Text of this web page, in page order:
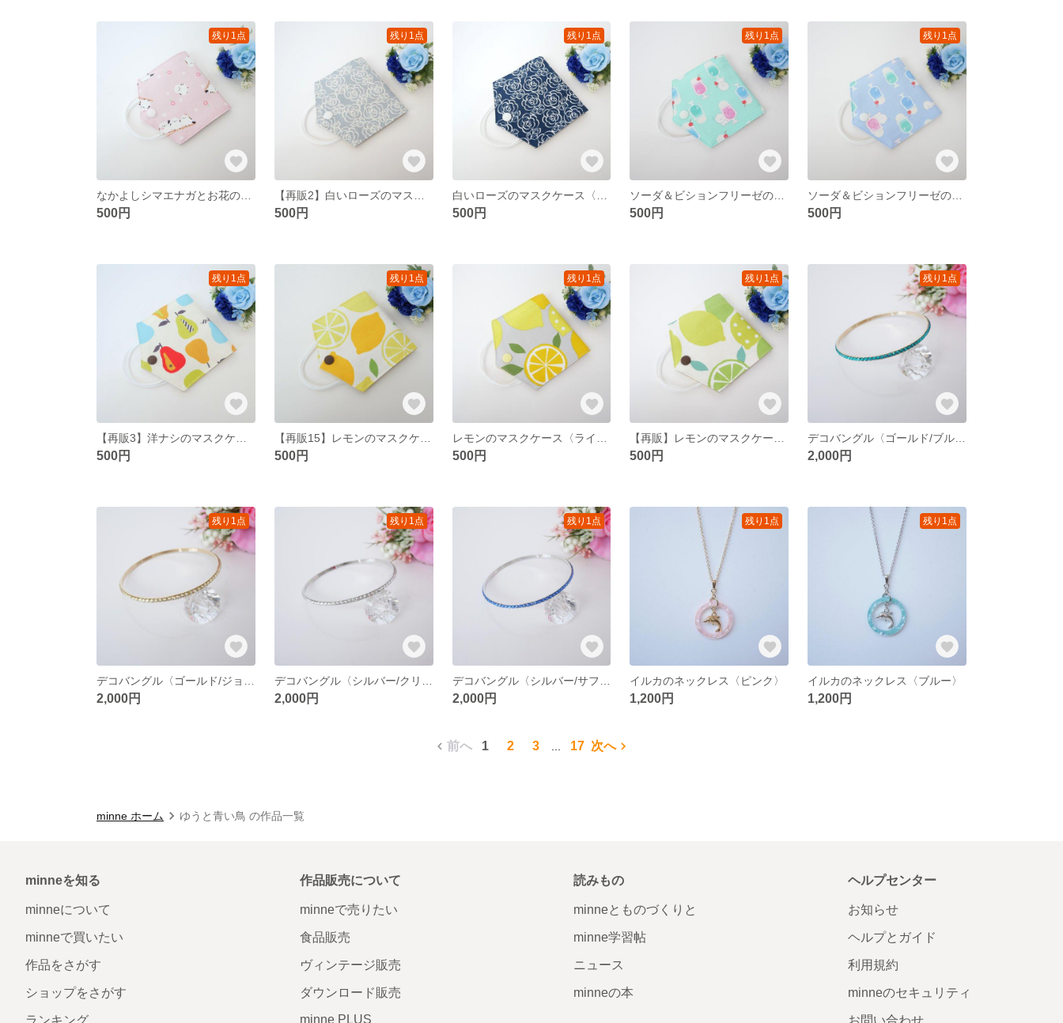
残り1点
500円
残り1点
500円
残り1点
500円
残り1点
500円
残り1点
500円
残り1点
500円
残り1点
500円
残り1点
500円
残り1点
500円
残り1点
2,000円
残り1点
2,000円
残り1点
2,000円
残り1点
2,000円
残り1点
イルカのネックレス〈ピンク〉
1,200円
残り1点
イルカのネックレス〈ブルー〉
1,200円
前へ 1 2 3 17 次へ
minne ホーム ゆうと青い鳥 の作品一覧
minneを知る
minneについて
minneで買いたい
作品をさがす
ショップをさがす
ランキング
作品販売について
minneで売りたい
食品販売
ヴィンテージ販売
ダウンロード販売
minne PLUS
読みもの
minneとものづくりと
minne学習帖
ニュース
minneの本
ヘルプセンター
お知らせ
ヘルプとガイド
利用規約
minneのセキュリティ
お問い合わせ